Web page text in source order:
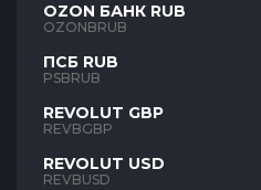
OZON БАНК RUB
OZONBRUB
ПСБ RUB
PSBRUB
REVOLUT GBP
REVBGBP
REVOLUT USD
REVBUSD